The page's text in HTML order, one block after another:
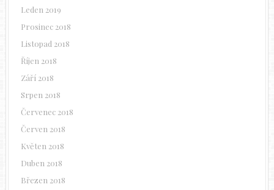
Leden 2019
Prosinec 2018
Listopad 2018
Říjen 2018
Září 2018
Srpen 2018
Červenec 2018
Červen 2018
Květen 2018
Duben 2018
Březen 2018